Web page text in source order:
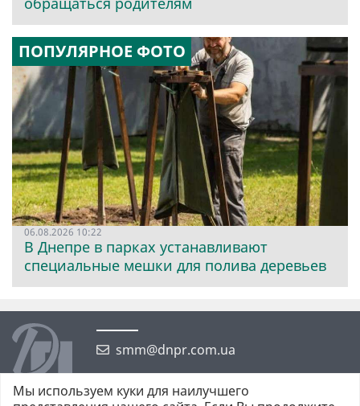
ПОПУЛЯРНОЕ ФОТО
06.08.2026 10:22
В Днепре в парках устанавливают
специальные мешки для полива деревьев
smm@dnpr.com.ua
Мы используем куки для наилучшего